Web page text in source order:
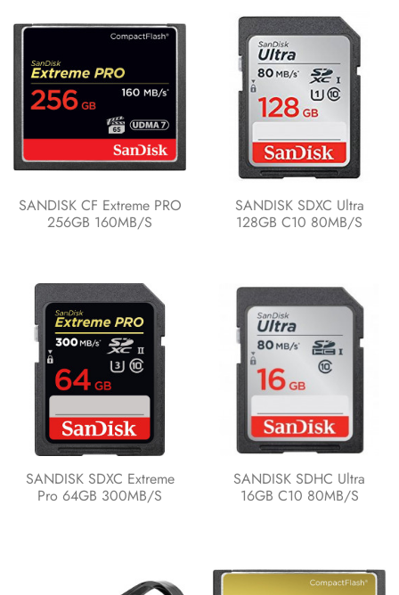
SANDISK CF Extreme PRO
256GB 160MB/s
SANDISK SDXC Ultra
128GB C10 80MB/s
SANDISK SDXC Extreme
Pro 64GB 300MB/s
SANDISK SDHC Ultra
16GB C10 80MB/s